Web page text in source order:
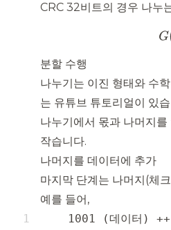
CRC 32비트의 경우 나누
분할 수행
나누기는 이진 형태와 수
는 유튜브 튜토리얼이 있
나누기에서 몫과 나머지
작습니다.
나머지를 데이터에 추가
마지막 단계는 나머지(체
예를 들어,
1001 (데이터)